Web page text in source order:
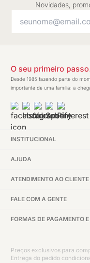
Novidades,
O seu primeiro
Desde 1985 fazendo parte do
importante de uma família: a
INSTITUCIONAL
AJUDA
ATENDIMENTO AO CLIENTE
FALE COM A GENTE
FORMAS DE PAGAMENTO
Preços exclusivos para
Entrega do pedido